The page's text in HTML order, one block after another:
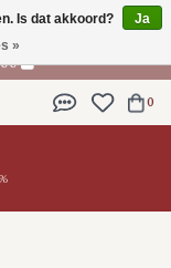
0
Is dat akkoord?
Ja
»